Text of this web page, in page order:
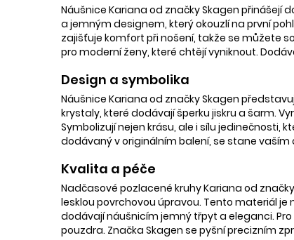
Náušnice Kariana od značky Skagen přinášejí
a jemným designem, který okouzlí na první
zajišťuje komfort při nošení, takže se můžete
pro moderní ženy, které chtějí vyniknout.
Design a symbolika
Náušnice Kariana od značky Skagen
krystaly, které dodávají šperku jiskru a šarm.
Symbolizují nejen krásu, ale i sílu jedinečnosti,
dodávaný v originálním balení, se stane
Kvalita a péče
Nadčasové pozlacené kruhy Kariana od
lesklou povrchovou úpravou. Tento materiál je
dodávají náušnicím jemný třpyt a eleganci.
pouzdra. Značka Skagen se pyšní precizním